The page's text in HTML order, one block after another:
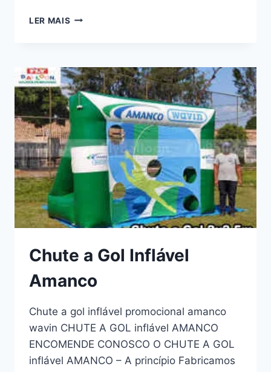
LER MAIS CHUTE
PROMOCIONAL
Chute a Gol Inflável
Amanco
Chute a gol inflável promocional amanco
wavin CHUTE A GOL inflável AMANCO
ENCOMENDE CONOSCO O CHUTE A GOL
inflável AMANCO – A princípio Fabricamos